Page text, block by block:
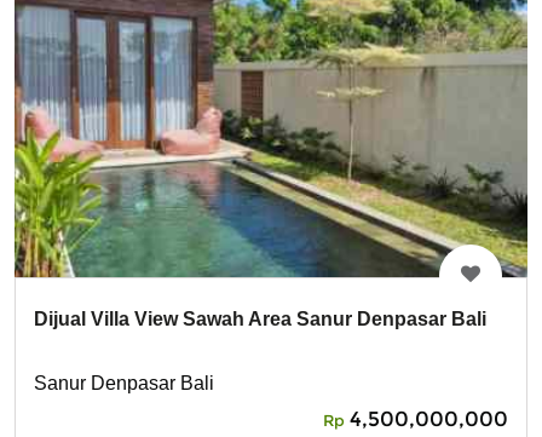
Dijual Villa View Sawah Area Sanur Denpasar Bali
Sanur Denpasar Bali
Rp 4,500,000,000